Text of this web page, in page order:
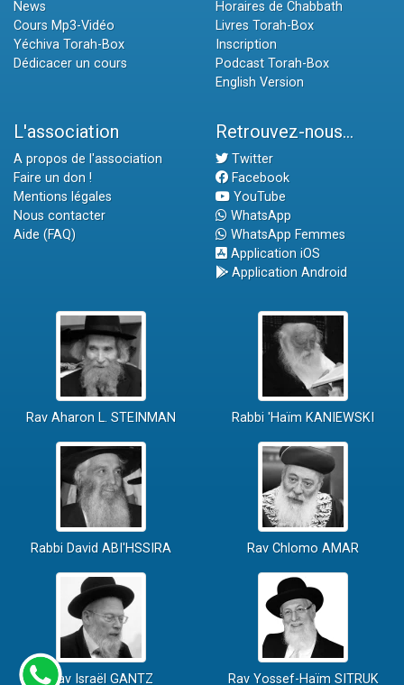
News
Cours Mp3-Vidéo
Yéchiva Torah-Box
Dédicacer un cours
Horaires de Chabbath
Livres Torah-Box
Inscription
Podcast Torah-Box
English Version
L'association
A propos de l'association
Faire un don !
Mentions légales
Nous contacter
Aide (FAQ)
Retrouvez-nous...
Twitter
Facebook
YouTube
WhatsApp
WhatsApp Femmes
Application iOS
Application Android
Rav Aharon L. STEINMAN Rabbi 'Haïm KANIEWSKI
Rabbi David ABI'HSSIRA Rav Chlomo AMAR
Rav Israël GANTZ Rav Yossef-Haïm SITRUK